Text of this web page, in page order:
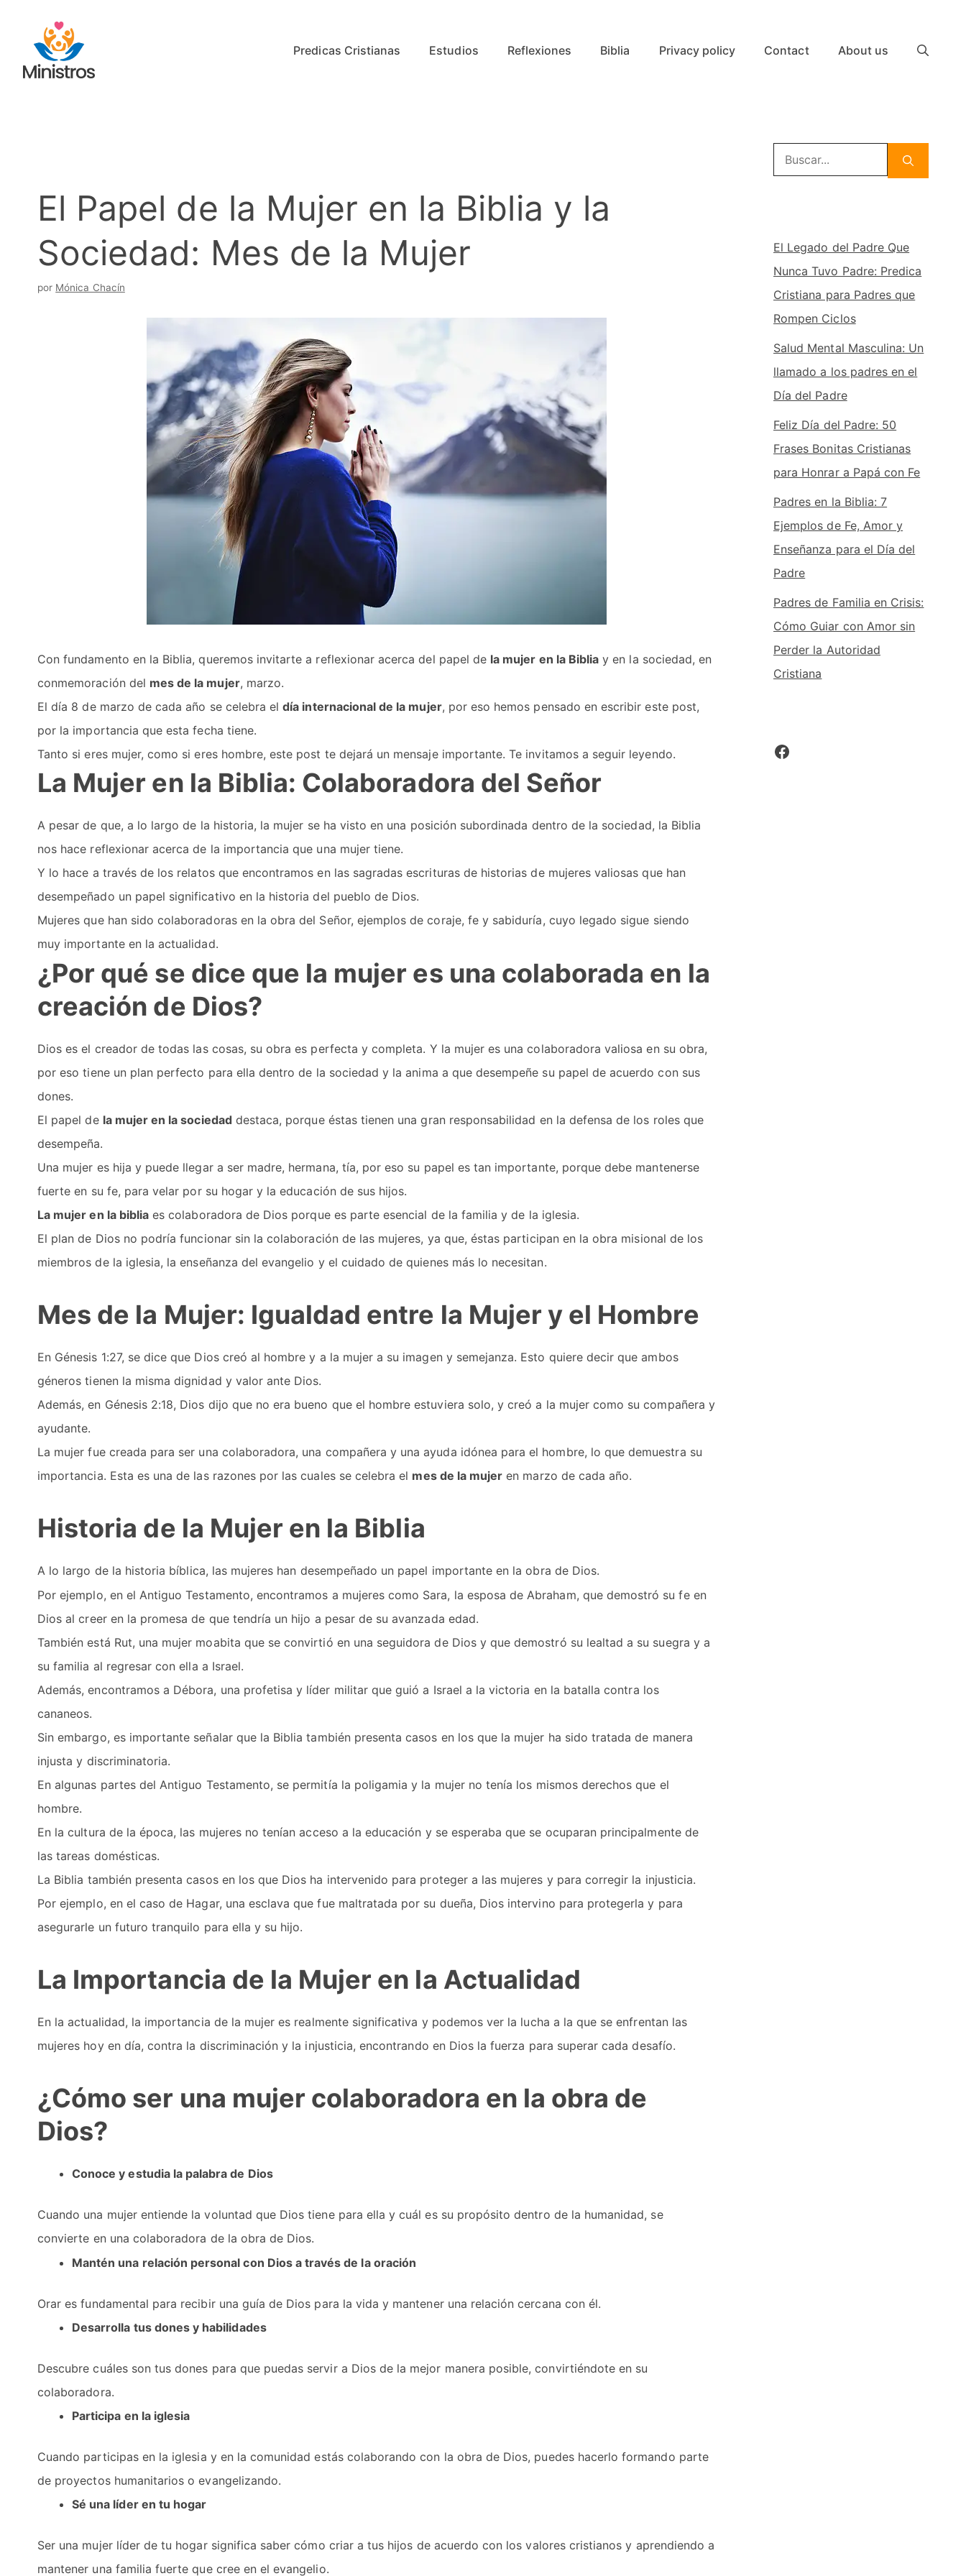
contenido
Predicas Cristianas Estudios Reflexiones Biblia Privacy policy Contact About us
El Papel de la Mujer en la Biblia y la
Sociedad: Mes de la Mujer
por Mónica Chacín
Con fundamento en la Biblia, queremos invitarte a reflexionar acerca del papel de la mujer en la Biblia y en la sociedad, en
conmemoración del mes de la mujer, marzo.
El día 8 de marzo de cada año se celebra eldía internacional de la mujer, por eso hemos pensado en escribir este post,
por la importancia que esta fecha tiene.
Tanto si eres mujer, como si eres hombre, este post te dejará un mensaje importante. Te invitamos a seguir leyendo.
La Mujer en la Biblia: Colaboradora del Señor
A pesar de que, a lo largo de la historia, la mujer se ha visto en una posición subordinada dentro de la sociedad, la Biblia
nos hace reflexionar acerca de la importancia que una mujer tiene.
Y lo hace a través de los relatos que encontramos en las sagradas escrituras de historias de mujeres valiosas que han
desempeñado un papel significativo en la historia del pueblo de Dios.
Mujeres que han sido colaboradoras en la obra del Señor, ejemplos de coraje, fe y sabiduría, cuyo legado sigue siendo
muy importante en la actualidad.
¿Por qué se dice que la mujer es una colaborada en la
creación de Dios?
Dios es el creador de todas las cosas, su obra es perfecta y completa. Y la mujer es una colaboradora valiosa en su obra,
por eso tiene un plan perfecto para ella dentro de la sociedad y la anima a que desempeñe su papel de acuerdo con sus
dones.
El papel de la mujer en la sociedad destaca, porque éstas tienen una gran responsabilidad en la defensa de los roles que
desempeña.
Una mujer es hija y puede llegar a ser madre, hermana, tía, por eso su papel es tan importante, porque debe mantenerse
fuerte en su fe, para velar por su hogar y la educación de sus hijos.
La mujer en la biblia es colaboradora de Dios porque es parte esencial de la familia y de la iglesia.
El plan de Dios no podría funcionar sin la colaboración de las mujeres, ya que, éstas participan en la obra misional de los
miembros de la iglesia, la enseñanza del evangelio y el cuidado de quienes más lo necesitan.
Mes de la Mujer: Igualdad entre la Mujer y el Hombre
En Génesis 1:27, se dice que Dios creó al hombre y a la mujer a su imagen y semejanza. Esto quiere decir que ambos
géneros tienen la misma dignidad y valor ante Dios.
Además, en Génesis 2:18, Dios dijo que no era bueno que el hombre estuviera solo, y creó a la mujer como su compañera y
ayudante.
La mujer fue creada para ser una colaboradora, una compañera y una ayuda idónea para el hombre, lo que demuestra su
importancia. Esta es una de las razones por las cuales se celebra el mes de la mujer en marzo de cada año.
Historia de la Mujer en la Biblia
A lo largo de la historia bíblica, las mujeres han desempeñado un papel importante en la obra de Dios.
Por ejemplo, en el Antiguo Testamento, encontramos a mujeres como Sara, la esposa de Abraham, que demostró su fe en
Dios al creer en la promesa de que tendría un hijo a pesar de su avanzada edad.
También está Rut, una mujer moabita que se convirtió en una seguidora de Dios y que demostró su lealtad a su suegra y a
su familia al regresar con ella a Israel.
Además, encontramos a Débora, una profetisa y líder militar que guió a Israel a la victoria en la batalla contra los
cananeos.
Sin embargo, es importante señalar que la Biblia también presenta casos en los que la mujer ha sido tratada de manera
injusta y discriminatoria.
En algunas partes del Antiguo Testamento, se permitía la poligamia y la mujer no tenía los mismos derechos que el
hombre.
En la cultura de la época, las mujeres no tenían acceso a la educación y se esperaba que se ocuparan principalmente de
las tareas domésticas.
La Biblia también presenta casos en los que Dios ha intervenido para proteger a las mujeres y para corregir la injusticia.
Por ejemplo, en el caso de Hagar, una esclava que fue maltratada por su dueña, Dios intervino para protegerla y para
asegurarle un futuro tranquilo para ella y su hijo.
La Importancia de la Mujer en la Actualidad
En la actualidad, la importancia de la mujer es realmente significativa y podemos ver la lucha a la que se enfrentan las
mujeres hoy en día, contra la discriminación y la injusticia, encontrando en Dios la fuerza para superar cada desafío.
¿Cómo ser una mujer colaboradora en la obra de
Dios?
Conoce y estudia la palabra de Dios
Cuando una mujer entiende la voluntad que Dios tiene para ella y cuál es su propósito dentro de la humanidad, se
convierte en una colaboradora de la obra de Dios.
Mantén una relación personal con Dios a través de la oración
Orar es fundamental para recibir una guía de Dios para la vida y mantener una relación cercana con él.
Desarrolla tus dones y habilidades
Descubre cuáles son tus dones para que puedas servir a Dios de la mejor manera posible, convirtiéndote en su
colaboradora.
Participa en la iglesia
Cuando participas en la iglesia y en la comunidad estás colaborando con la obra de Dios, puedes hacerlo formando parte
de proyectos humanitarios o evangelizando.
Sé una líder en tu hogar
Ser una mujer líder de tu hogar significa saber cómo criar a tus hijos de acuerdo con los valores cristianos y aprendiendo a
mantener una familia fuerte que cree en el evangelio.
Buscar:
El Legado del Padre Que
Nunca Tuvo Padre: Predica
Cristiana para Padres que
Rompen Ciclos
Salud Mental Masculina: Un
llamado a los padres en el
Día del Padre
Feliz Día del Padre: 50
Frases Bonitas Cristianas
para Honrar a Papá con Fe
Padres en la Biblia: 7
Ejemplos de Fe, Amor y
Enseñanza para el Día del
Padre
Padres de Familia en Crisis:
Cómo Guiar con Amor sin
Perder la Autoridad
Cristiana
Facebook